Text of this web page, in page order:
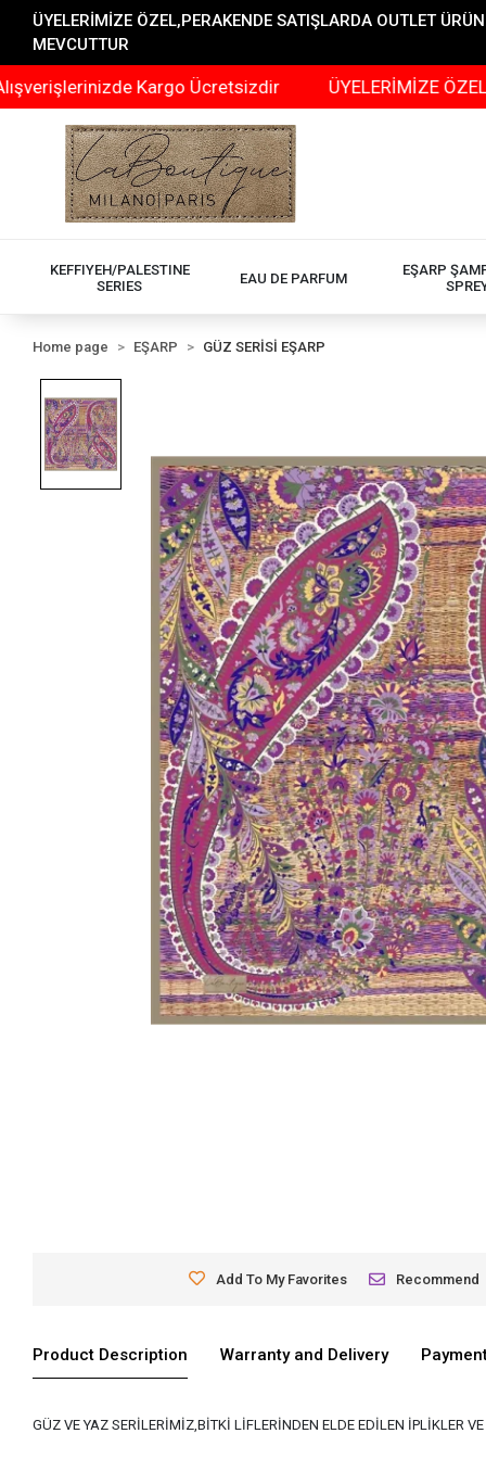
ÜYELERİMİZE ÖZEL,PERAKENDE SATIŞLARDA OUTLET
MEVCUTTUR
Kargo Ücretsizdir ÜYELERİMİZE
KEFFIYEH/PALESTINE
SERIES
EAU DE PARFUM
EŞARP
Home page EŞARP GÜZ SERİSİ EŞARP
Add To My Favorites Recommend
Product Description Warranty and Delivery
GÜZ VE YAZ SERİLERİMİZ,BİTKİ LİFLERİNDEN ELDE EDİLEN İPLİKLER